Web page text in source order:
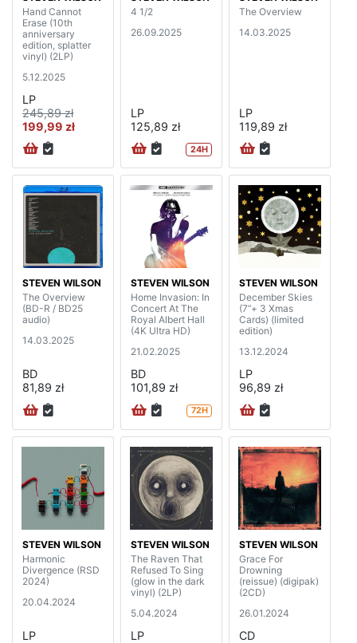
Hand Cannot
Erase (10th
anniversary
edition, splatter
vinyl) (2LP)
5.12.2025
LP
245,89 zł
199,99 zł
4 1/2
26.09.2025
LP
125,89 zł
24H
The Overview
14.03.2025
LP
119,89 zł
STEVEN WILSON
The Overview
(BD-R / BD25
audio)
14.03.2025
BD
81,89 zł
STEVEN WILSON
Home Invasion: In
Concert At The
Royal Albert Hall
(4K Ultra HD)
21.02.2025
BD
101,89 zł
72H
STEVEN WILSON
December Skies
(7”+ 3 Xmas
Cards) (limited
edition)
13.12.2024
LP
96,89 zł
STEVEN WILSON
Harmonic
Divergence (RSD
2024)
20.04.2024
LP
STEVEN WILSON
The Raven That
Refused To Sing
(glow in the dark
vinyl) (2LP)
5.04.2024
LP
STEVEN WILSON
Grace For
Drowning
(reissue) (digipak)
(2CD)
26.01.2024
CD